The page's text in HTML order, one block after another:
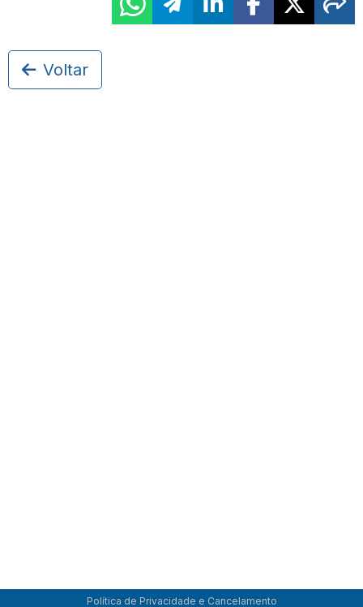
Voltar
Política de Privacidade e Cancelamento